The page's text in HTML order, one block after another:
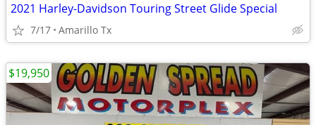
2021 Harley-Davidson Touring Street Glide Special
7/17 Amarillo Tx
$19,950